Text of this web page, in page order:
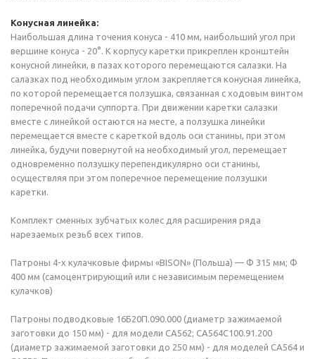
Конусная линейка:
Наибольшая длина точения конуса - 410 мм, наибольший угол при
вершине конуса - 20°. К корпусу каретки прикреплен кронштейн
конусной линейки, в пазах которого перемещаются салазки. На
салазках под необходимым углом закрепляется конусная линейка,
по которой перемещается ползушка, связанная с ходовым винтом
поперечной подачи суппорта. При движении каретки салазки
вместе с линейкой остаются на месте, а ползушка линейки
перемещается вместе с кареткой вдоль оси станины, при этом
линейка, будучи повернутой на необходимый угол, перемещает
одновременно ползушку перепендикулярно оси станины,
осуществляя при этом поперечное перемещение ползушки
каретки.
Комплект сменных зубчатых колес для расширения ряда
нарезаемых резьб всех типов.
Патроны 4-х кулачковые фирмы «BISON» (Польша) — Ф 315 мм; Ф
400 мм (самоцентрирующий или с независимым перемещением
кулачков)
Патроны подводковые 16Б20П.090.000 (диаметр зажимаемой
заготовки до 150 мм) - для модели СА562; СА564С100.91.200
(диаметр зажимаемой заготовки до 250 мм) - для моделей СА564 и